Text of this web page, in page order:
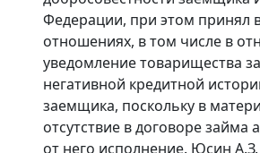
Федерации, при этом принял
отношениях, в том числе в
уведомление товарищества
негативной кредитной
заемщика, поскольку в
отсутствие в договоре
от него исполнение. Юсин